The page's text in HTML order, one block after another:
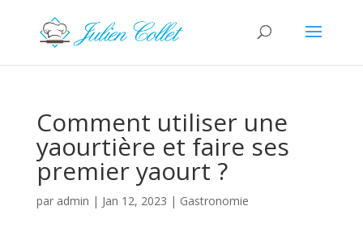
Comment utiliser une
yaourtière et faire ses
premier yaourt ?
par admin | Jan 12, 2023 | Gastronomie